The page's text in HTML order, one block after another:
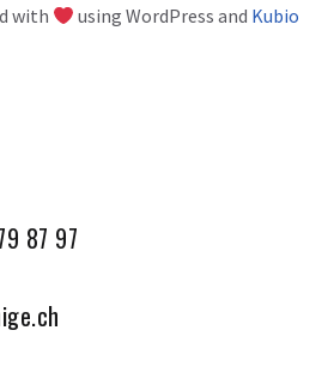
with using WordPress and Kubio
87 97